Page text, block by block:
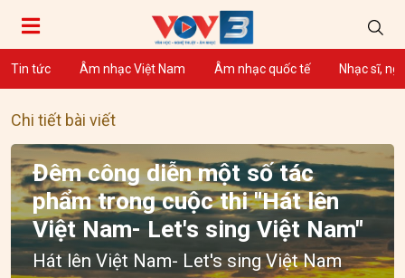
Tin tức Âm nhạc Việt Nam Âm nhạc quốc tế Nhạc sĩ,
Chi tiết bài viết
Đêm công diễn một số tác
phẩm trong cuộc thi "Hát lên
Việt Nam- Let's sing Việt Nam"
Hát lên Việt Nam- Let's sing Việt Nam